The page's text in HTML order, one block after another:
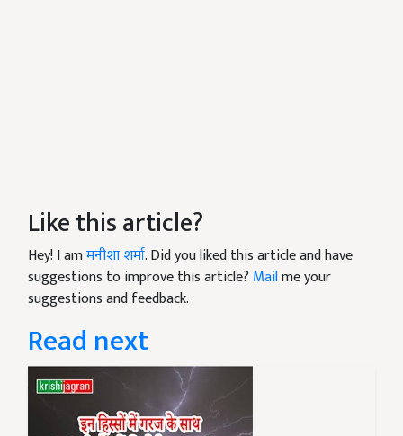
Like this article?
Hey! I amमनीशा शर्मा. Did you liked this article and have
suggestions to improve this article? Mailme your
suggestions and feedback.
Read next